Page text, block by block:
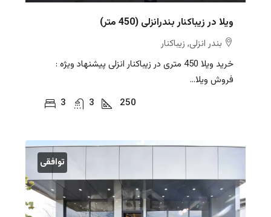
ویلا در زیباکنار بندرانزلی (450 متر)
بندر انزلی, زیباکنار
خرید ویلا 450 متری در زیباکنار انزلی پیشنهاد ویژه :
فروش ویلا...
3
3 250
توافقی